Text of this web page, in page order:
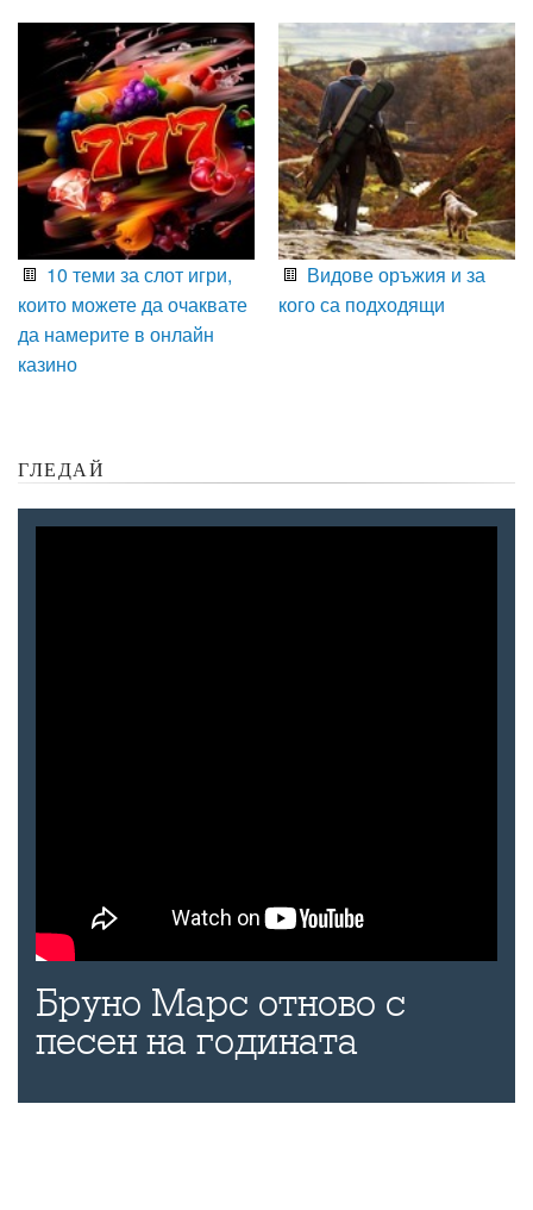
10 теми за слот игри,
които можете да очаквате
да намерите в онлайн
казино
Видове оръжия и за
кого са подходящи
ГЛЕДАЙ
Бруно Марс отново с
песен на годината